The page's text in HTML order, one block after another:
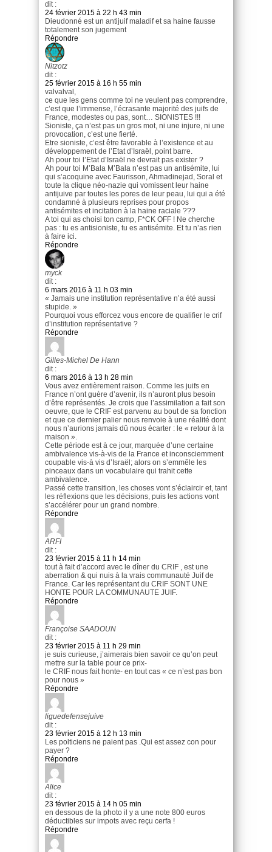
dit :
24 février 2015 à 22 h 43 min
Dieudonné est un antijuif maladif et sa haine fausse
totalement son jugement
Répondre
Nitzotz
dit :
25 février 2015 à 16 h 55 min
valvalval,
ce que les gens comme toi ne veulent pas comprendre,
c’est que l’immense, l’écrasante majorité des juifs de
France, modestes ou pas, sont… SIONISTES !!!
Sioniste, ça n’est pas un gros mot, ni une injure, ni une
provocation, c’est une fierté.
Etre sioniste, c’est être favorable à l’existence et au
développement de l’Etat d’Israël, point barre.
Ah pour toi l’Etat d’Israël ne devrait pas exister ?
Ah pour toi M’Bala M’Bala n’est pas un antisémite, lui
qui s’acoquine avec Faurisson, Ahmadinejad, Soral et
toute la clique néo-nazie qui vomissent leur haine
antijuive par toutes les pores de leur peau, lui qui a été
condamné à plusieurs reprises pour propos
antisémites et incitation à la haine raciale ???
A toi qui as choisi ton camp, F*CK OFF ! Ne cherche
pas : tu es antisioniste, tu es antisémite. Et tu n’as rien
à faire ici.
Répondre
myck
dit :
6 mars 2016 à 11 h 03 min
« Jamais une institution représentative n’a été aussi
stupide. »
Pourquoi vous efforcez vous encore de qualifier le crif
d’institution représentative ?
Répondre
Gilles-Michel De Hann
dit :
6 mars 2016 à 13 h 28 min
Vous avez entièrement raison. Comme les juifs en
France n’ont guère d’avenir, ils n’auront plus besoin
d’être représentés. Je crois que l’assimilation a fait son
oeuvre, que le CRIF est parvenu au bout de sa fonction
et que ce dernier palier nous renvoie à une réalité dont
nous n’aurions jamais dû nous écarter : le « retour à la
maison ».
Cette période est à ce jour, marquée d’une certaine
ambivalence vis-à-vis de la France et inconsciemment
coupable vis-à vis d’Israël; alors on s’emmêle les
pinceaux dans un vocabulaire qui trahit cette
ambivalence.
Passé cette transition, les choses vont s’éclaircir et, tant
les réflexions que les décisions, puis les actions vont
s’accélérer pour un grand nombre.
Répondre
ARFI
dit :
23 février 2015 à 11 h 14 min
tout à fait d’accord avec le dîner du CRIF , est une
aberration & qui nuis à la vrais communauté Juif de
France. Car les représentant du CRIF SONT UNE
HONTE POUR LA COMMUNAUTE JUIF.
Répondre
Françoise SAADOUN
dit :
23 février 2015 à 11 h 29 min
je suis curieuse, j’aimerais bien savoir ce qu’on peut
mettre sur la table pour ce prix-
le CRIF nous fait honte- en tout cas « ce n’est pas bon
pour nous »
Répondre
liguedefensejuive
dit :
23 février 2015 à 12 h 13 min
Les polticiens ne paient pas .Qui est assez con pour
payer ?
Répondre
Alice
dit :
23 février 2015 à 14 h 05 min
en dessous de la photo il y a une note 800 euros
déductibles sur impots avec reçu cerfa !
Répondre